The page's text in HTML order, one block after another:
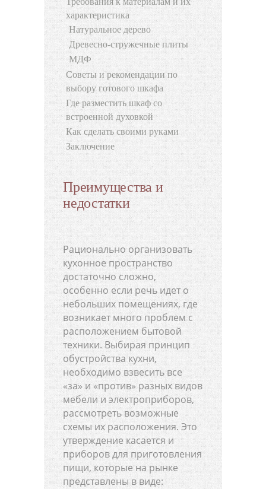
характеристика
Натуральное дерево
Древесно-стружечные плиты
МДФ
Советы и рекомендации по
выбору готового шкафа
Где разместить шкаф со
встроенной духовкой
Как сделать своими руками
Заключение
Преимущества и
недостатки
Рационально организовать
кухонное пространство
достаточно сложно,
особенно если речь идет о
небольших помещениях, где
возникает много проблем с
расположением бытовой
техники. Выбирая принцип
обустройства кухни,
необходимо взвесить все
«за» и «против» разных видов
мебели и электроприборов,
рассмотреть возможные
схемы их расположения. Это
утверждение касается и
приборов для приготовления
пищи, которые на рынке
представлены в виде: